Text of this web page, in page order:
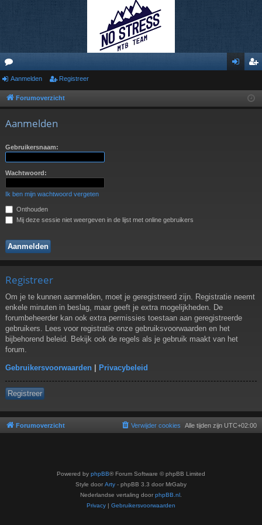
or
u ist
Aanmelden Registreer
Forumoverzicht
Aanmelden
Gebruikersnaam:
Wachtwoord:
Ik ben mijn wachtwoord vergeten
Onthouden
Mij deze sessie niet weergeven in de lijst met online gebruikers
Registreer
Om je te kunnen aanmelden, moet je geregistreerd zijn. Registratie neemt
enkele minuten in beslag, maar geeft je extra mogelijkheden. De
forumbeheerder kan ook extra permissies toestaan aan geregistreerde
gebruikers. Lees voor registratie onze gebruiksvoorwaarden en het
bijbehorend beleid. Bekijk ook de regels als je gebruik maakt van het
forum.
Gebruikersvoorwaarden | Privacybeleid
Registreer
Forumoverzicht Alle tijden zijn UTC+02:00
Verwijder cookies
Powered by phpBB® Forum Software © phpBB Limited
Style door Arty - phpBB 3.3 door MrGaby
Nederlandse vertaling door phpBB.nl
Privacy | Gebruikersvoorwaarden